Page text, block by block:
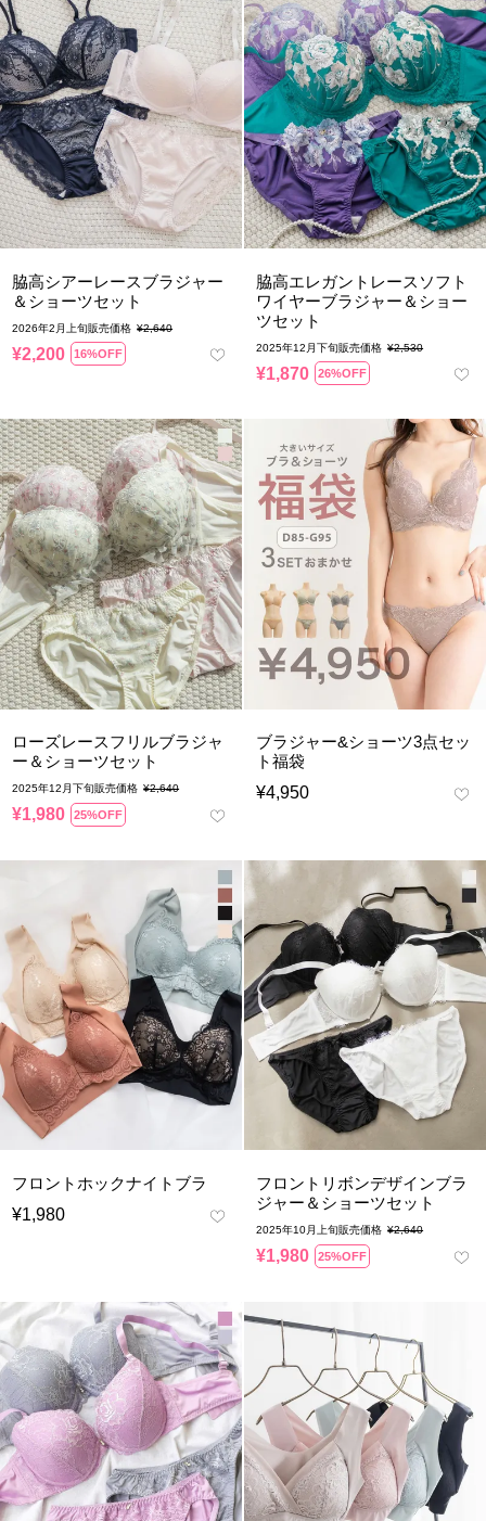
脇高シアーレースブラジャー
＆ショーツセット
2026年2月上旬販売価格 ¥2,640
¥2,200 16%OFF
脇高エレガントレースソフト
ワイヤーブラジャー＆ショー
ツセット
2025年12月下旬販売価格 ¥2,530
¥1,870 26%OFF
ローズレースフリルブラジャ
ー＆ショーツセット
2025年12月下旬販売価格 ¥2,640
¥1,980 25%OFF
ブラジャー&ショーツ3点セッ
ト福袋
¥4,950
フロントホックナイトブラ
¥1,980
フロントリボンデザインブラ
ジャー＆ショーツセット
2025年10月上旬販売価格 ¥2,640
¥1,980 25%OFF